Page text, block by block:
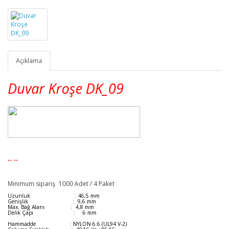
Açıklama
Duvar Kroşe DK_09
.. ..
Minimum sipariş 1000 Adet / 4 Paket
Uzunluk : 46,5 mm
Genişlik : 9,6 mm
Max. Bağ Alanı : 4,8 mm
Delik Çapı : 6 mm
Hammadde : NYLON 6.6 (UL94 V-2)